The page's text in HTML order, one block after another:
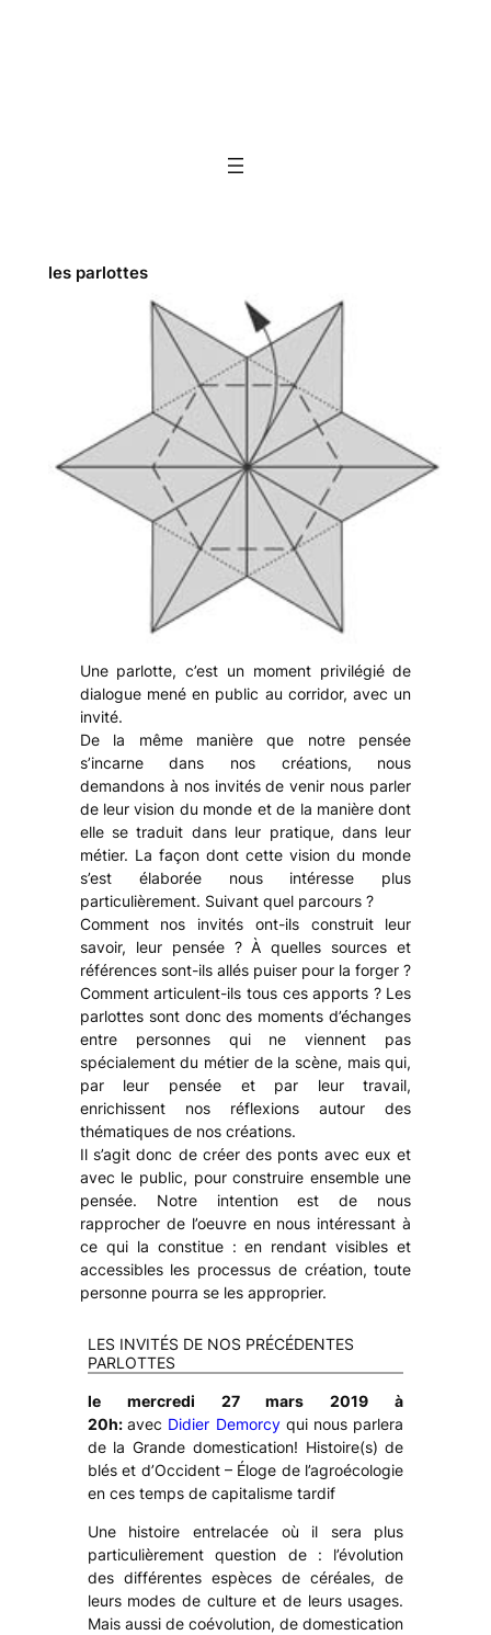
les parlottes
Une parlotte, c’est un moment privilégié de
dialogue mené en public au corridor, avec un
invité.
De la même manière que notre pensée
s’incarne dans nos créations, nous
demandons à nos invités de venir nous parler
de leur vision du monde et de la manière dont
elle se traduit dans leur pratique, dans leur
métier. La façon dont cette vision du monde
s’est élaborée nous intéresse plus
particulièrement. Suivant quel parcours ?
Comment nos invités ont-ils construit leur
savoir, leur pensée ? À quelles sources et
références sont-ils allés puiser pour la forger ?
Comment articulent-ils tous ces apports ? Les
parlottes sont donc des moments d’échanges
entre personnes qui ne viennent pas
spécialement du métier de la scène, mais qui,
par leur pensée et par leur travail,
enrichissent nos réflexions autour des
thématiques de nos créations.
Il s’agit donc de créer des ponts avec eux et
avec le public, pour construire ensemble une
pensée. Notre intention est de nous
rapprocher de l’oeuvre en nous intéressant à
ce qui la constitue : en rendant visibles et
accessibles les processus de création, toute
personne pourra se les approprier.
LES INVITÉS DE NOS PRÉCÉDENTES
PARLOTTES
le mercredi 27 mars 2019 à
20h: avec Didier Demorcyqui nous parlera
de laGrande domestication! Histoire(s) de
blés et d’Occident – Éloge de l’agroécologie
en ces temps de capitalisme tardif
Une histoire entrelacée où il sera plus
particulièrement question de : l’évolution
des différentes espèces de céréales, de
leurs modes de culture et de leurs usages.
Mais aussi de coévolution, de domestication